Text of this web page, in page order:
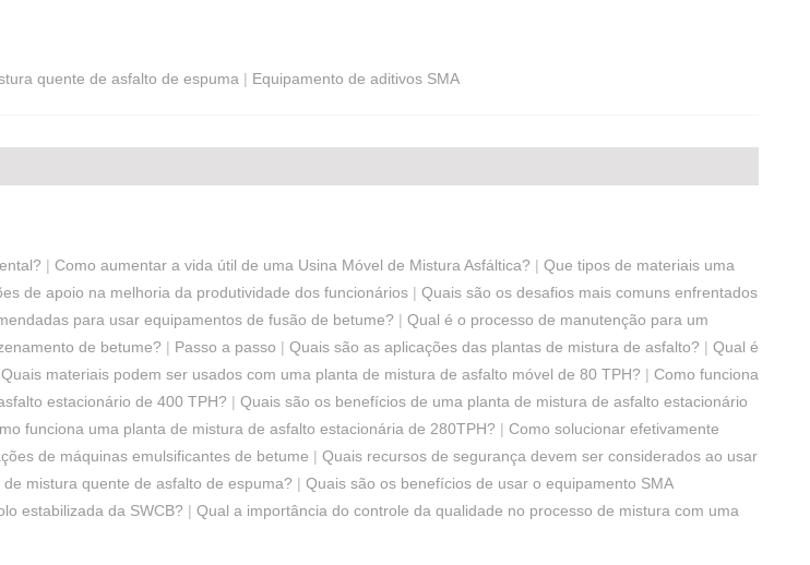
quente de asfalto de espuma | Equipamento de aditivos SMA
| Como aumentar a vida útil de uma Usina Móvel de Mistura Asfáltica? | Que tipos de materiais uma
de apoio na melhoria da produtividade dos funcionários | Quais são os desafios mais comuns enfrentados
para usar equipamentos de fusão de betume? | Qual é o processo de manutenção para um
de betume? | Passo a passo | Quais são as aplicações das plantas de mistura de asfalto? | Qual é
Quais materiais podem ser usados ​​com uma planta de mistura de asfalto móvel de 80 TPH? | Como funciona
estacionário de 400 TPH? | Quais são os benefícios de uma planta de mistura de asfalto estacionário
funciona uma planta de mistura de asfalto estacionária de 280TPH? | Como solucionar efetivamente
de máquinas emulsificantes de betume | Quais recursos de segurança devem ser considerados ao usar
mistura quente de asfalto de espuma? | Quais são os benefícios de usar o equipamento SMA
estabilizada da SWCB? | Qual a importância do controle da qualidade no processo de mistura com uma